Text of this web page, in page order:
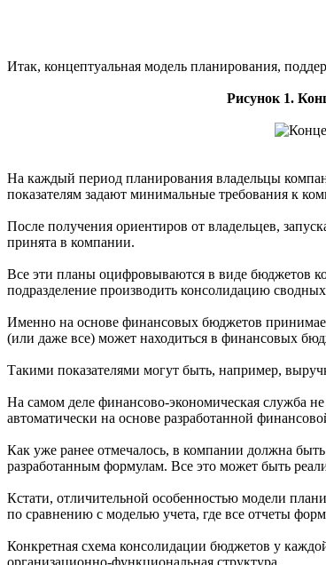
Итак, концептуальная модель планирования,
Рисунок 1.
На каждый период планирования владельцы
показателям задают минимальные требования к
После получения ориентиров от владельцев,
принята в компании.
Все эти планы оцифровываются в виде бюджетов
подразделение производить консолидацию
Именно на основе финансовых бюджетов
(или даже все) может находиться в финансовых
Такими показателями могут быть, например,
На самом деле финансово-экономическая служба
автоматически на основе разработанной
Как уже ранее отмечалось, в компании должна
разработанным формулам. Все это может быть
Кстати, отличительной особенностью модели
по сравнению с моделью учета, где все отчеты
Конкретная схема консолидации бюджетов у